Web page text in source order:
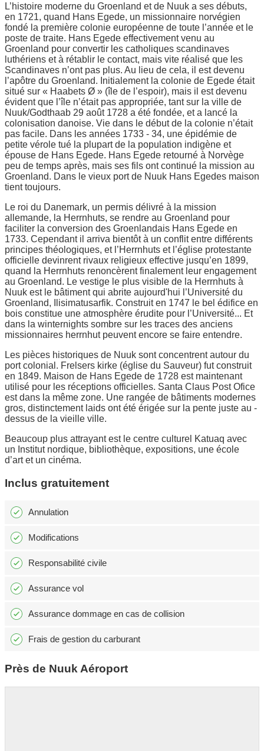
L’histoire moderne du Groenland et de Nuuk a ses débuts,
en 1721, quand Hans Egede, un missionnaire norvégien
fondé la première colonie européenne de toute l’année et le
poste de traite. Hans Egede effectivement venu au
Groenland pour convertir les catholiques scandinaves
luthériens et à rétablir le contact, mais vite réalisé que les
Scandinaves n’ont pas plus. Au lieu de cela, il est devenu
l’apôtre du Groenland. Initialement la colonie de Egede était
situé sur « Haabets Ø » (île de l’espoir), mais il est devenu
évident que l’île n’était pas appropriée, tant sur la ville de
Nuuk/Godthaab 29 août 1728 a été fondée, et a lancé la
colonisation danoise. Vie dans le début de la colonie n’était
pas facile. Dans les années 1733 - 34, une épidémie de
petite vérole tué la plupart de la population indigène et
épouse de Hans Egede. Hans Egede retourné à Norvège
peu de temps après, mais ses fils ont continué la mission au
Groenland. Dans le vieux port de Nuuk Hans Egedes maison
tient toujours.
Le roi du Danemark, un permis délivré à la mission
allemande, la Herrnhuts, se rendre au Groenland pour
faciliter la conversion des Groenlandais Hans Egede en
1733. Cependant il arriva bientôt à un conflit entre différents
principes théologiques, et l’Herrnhuts et l’église protestante
officielle devinrent rivaux religieux effective jusqu’en 1899,
quand la Herrnhuts renoncèrent finalement leur engagement
au Groenland. Le vestige le plus visible de la Herrnhuts à
Nuuk est le bâtiment qui abrite aujourd'hui l’Université du
Groenland, Ilisimatusarfik. Construit en 1747 le bel édifice en
bois constitue une atmosphère érudite pour l’Université... Et
dans la winternights sombre sur les traces des anciens
missionnaires herrnhut peuvent encore se faire entendre.
Les pièces historiques de Nuuk sont concentrent autour du
port colonial. Frelsers kirke (église du Sauveur) fut construit
en 1849. Maison de Hans Egede de 1728 est maintenant
utilisé pour les réceptions officielles. Santa Claus Post Ofice
est dans la même zone. Une rangée de bâtiments modernes
gros, distinctement laids ont été érigée sur la pente juste au -
dessus de la vieille ville.
Beaucoup plus attrayant est le centre culturel Katuaq avec
un Institut nordique, bibliothèque, expositions, une école
d’art et un cinéma.
Inclus gratuitement
Annulation
Modifications
Responsabilité civile
Assurance vol
Assurance dommage en cas de collision
Frais de gestion du carburant
Près de Nuuk Aéroport